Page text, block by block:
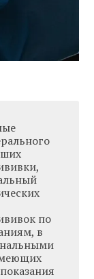
по
в